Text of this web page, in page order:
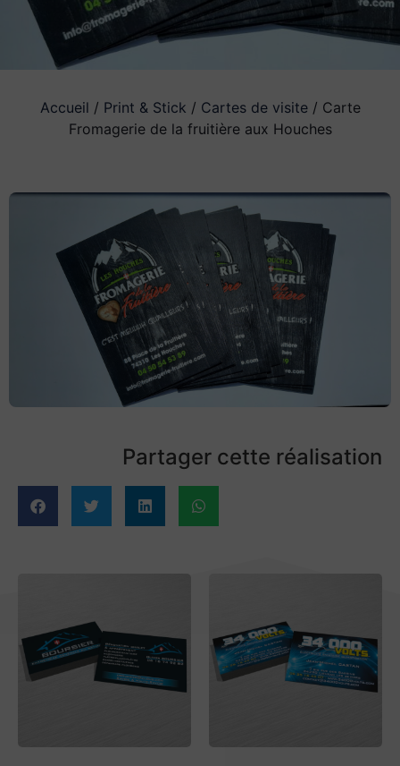
Accueil / Print & Stick / Cartes de visite/ Carte
Fromagerie de la fruitière aux Houches
Partager cette réalisation